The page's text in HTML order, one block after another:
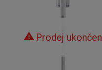
Prodej ukončen